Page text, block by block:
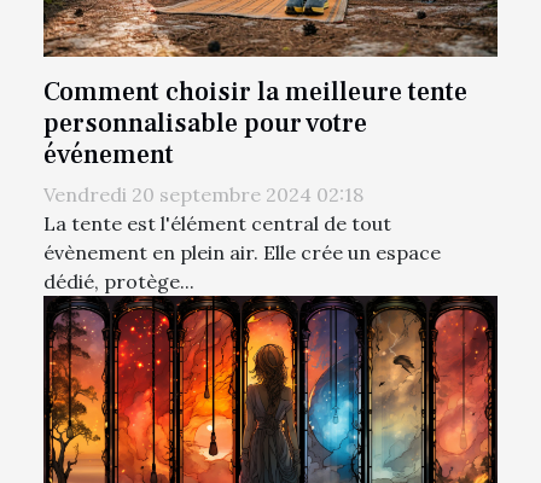
Comment choisir la meilleure tente
personnalisable pour votre
événement
Vendredi 20 septembre 2024 02:18
La tente est l'élément central de tout
évènement en plein air. Elle crée un espace
dédié, protège...